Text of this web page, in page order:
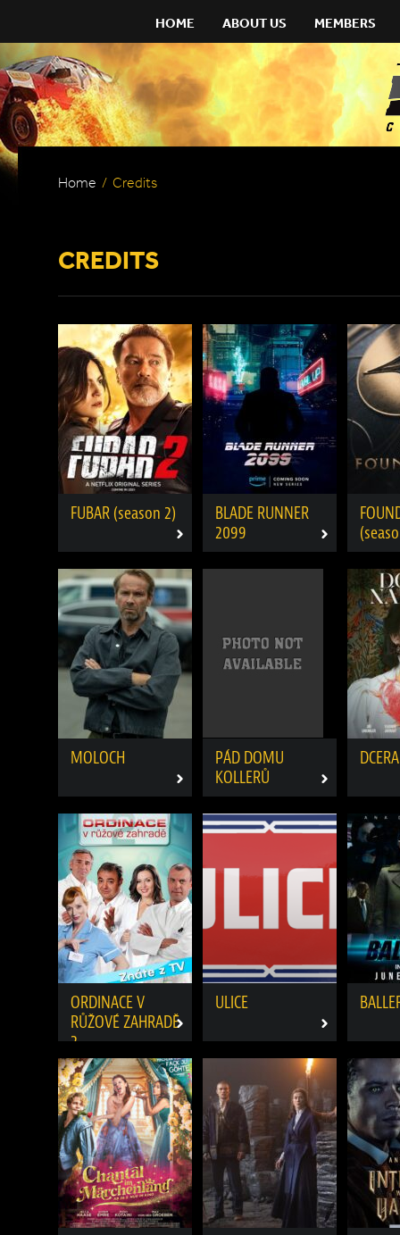
HOME ABOUT US MEMBERS
Home / Credits
CREDITS
FUBAR (season 2)
BLADE RUNNER
2099
MOLOCH
PÁD DOMU
KOLLERŮ
ORDINACE V
RŮŽOVÉ ZAHRADĚ
2
ULICE